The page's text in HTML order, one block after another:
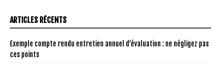
ARTICLES RÉCENTS
Exemple compte rendu entretien annuel d’évaluation : ne négligez pas
ces points